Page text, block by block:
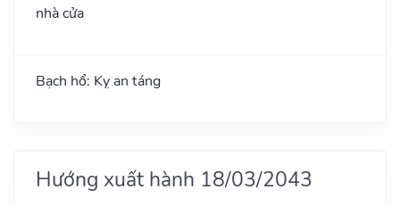
nhà cửa
Bạch hổ: Kỵ an táng
Hướng xuất hành 18/03/2043